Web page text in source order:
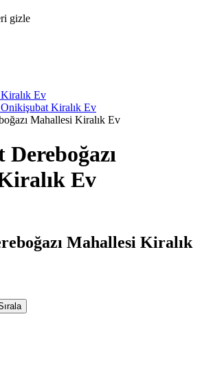
gizle
Ev
Kiralık Ev
Mahallesi Kiralık Ev
Ev
Mahallesi Kiralık